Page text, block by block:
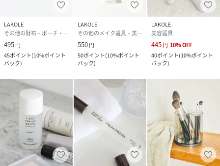
LAKOLE
その他の財布・ポーチ・ケース
495円
45ポイント(10%ポイント
バック)
LAKOLE
その他のメイク道具・美容器具
550円
50ポイント(10%ポイント
バック)
LAKOLE
美容器具
445円 10%OFF
40ポイント(10%ポイント
バック)